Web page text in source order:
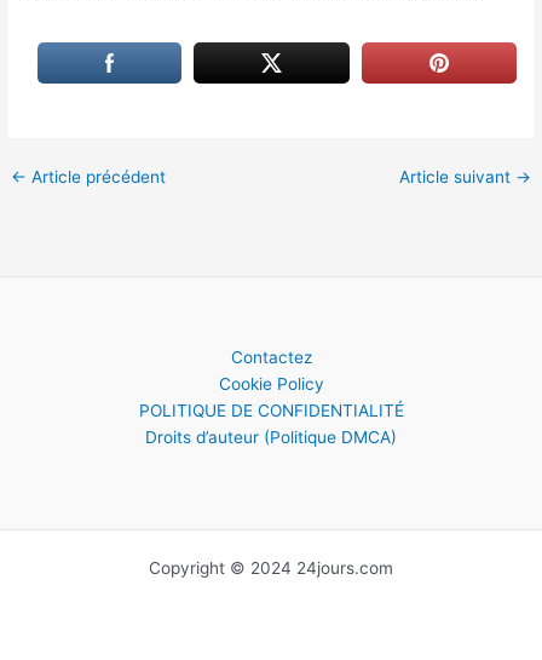
← Article précédent Article suivant →
Contactez
Cookie Policy
POLITIQUE DE CONFIDENTIALITÉ
Droits d’auteur (Politique DMCA)
Copyright © 2024 24jours.com